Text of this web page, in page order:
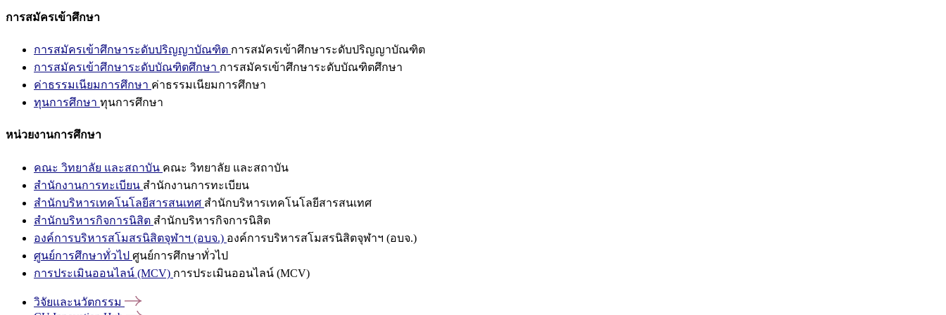
การสมัครเข้าศึกษา
การสมัครเข้าศึกษาระดับปริญญาบัณฑิต การสมัครเข้าศึกษาระดับปริญญาบัณฑิต
การสมัครเข้าศึกษาระดับบัณฑิตศึกษา การสมัครเข้าศึกษาระดับบัณฑิตศึกษา
ค่าธรรมเนียมการศึกษา ค่าธรรมเนียมการศึกษา
ทุนการศึกษา ทุนการศึกษา
หน่วยงานการศึกษา
คณะ วิทยาลัย และสถาบัน คณะ วิทยาลัย และสถาบัน
สำนักงานการทะเบียน สำนักงานการทะเบียน
สำนักบริหารเทคโนโลยีสารสนเทศ สำนักบริหารเทคโนโลยีสารสนเทศ
สำนักบริหารกิจการนิสิต สำนักบริหารกิจการนิสิต
องค์การบริหารสโมสรนิสิตจุฬาฯ (อบจ.) องค์การบริหารสโมสรนิสิตจุฬาฯ (อบจ.)
ศูนย์การศึกษาทั่วไป ศูนย์การศึกษาทั่วไป
การประเมินออนไลน์ (MCV) การประเมินออนไลน์ (MCV)
วิจัยและนวัตกรรม